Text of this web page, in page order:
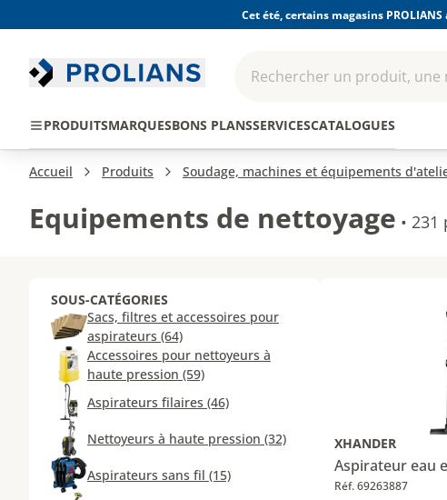
Cet été, certains magasins
Rechercher un produit, une
PRODUITSMARQUESBONS PLANSSERVICESCATALOGUES
individuelle
Outillage Consommables
Accueil Produits Soudage, machines et équipements
Equipements de nettoyage • 231
SOUS-CATÉGORIES
Sacs, filtres et accessoires pour
aspirateurs (64)
Accessoires pour nettoyeurs à
haute pression (59)
Aspirateurs filaires (46)
Nettoyeurs à haute pression (32)
Aspirateurs sans fil (15)
XHANDER
Aspirateur eau
Réf. 69263887